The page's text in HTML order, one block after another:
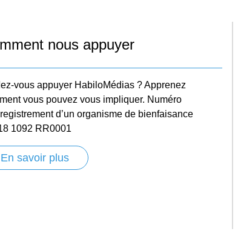
nous appuyer
vous appuyer HabiloMédias ? Apprenez
vous pouvez vous impliquer. Numéro
d’un organisme de bienfaisance
1092 RR0001
En savoir plus